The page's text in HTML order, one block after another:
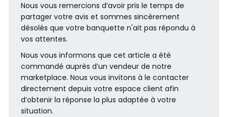
Nous vous remercions d’avoir pris le temps de
partager votre avis et sommes sincèrement
désolés que votre banquette n'ait pas répondu à
vos attentes.
Nous vous informons que cet article a été
commandé auprès d’un vendeur de notre
marketplace. Nous vous invitons à le contacter
directement depuis votre espace client afin
d’obtenir la réponse la plus adaptée à votre
situation.